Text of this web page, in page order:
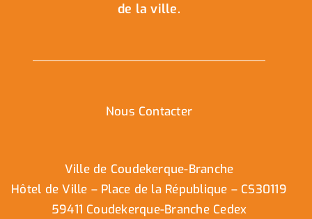
de la ville.
Nous Contacter
Ville de Coudekerque-Branche
Hôtel de Ville – Place de la République – CS30119
59411 Coudekerque-Branche Cedex